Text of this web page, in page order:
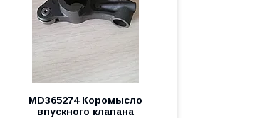
MD365274 Коромысло
впускного клапана